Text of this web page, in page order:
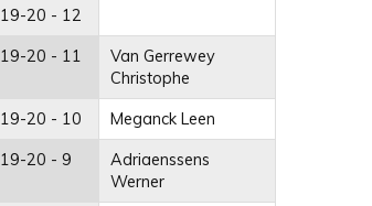
19-20 - 12
19-20 - 11
Van Gerrewey
Christophe
19-20 - 10 Meganck Leen
19-20 - 9
Adriaenssens
Werner